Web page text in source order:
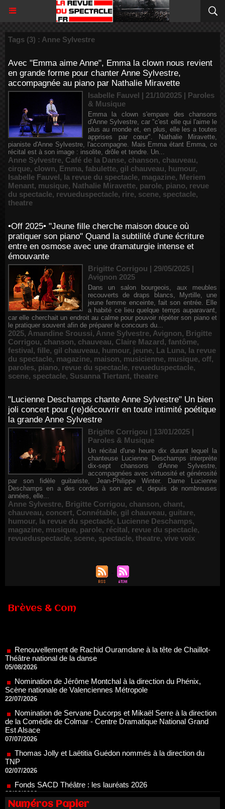
Tags (3) : Anne Sylvestre
Avec "Emma aime Anne", Emma la clown nous revient
en grande forme pour chanter Anne Sylvestre,
accompagnée au piano par Nathalie Miravette
Isabelle Fauvel | 21/10/2025 | Paroles
& Musique
Emma la clown s'empare des chansons
d'Anne Sylvestre, car "c'est elle qui l'aime le
plus au monde et, en plus, elle les a toutes
apprises par cœur". Nathalie Miravette,
pianiste d'Anne Sylvestre, l'accompagne. Mais Emma étant Emma, ce
récital est à son image : insolite, drôle et tendre. Un...
Anne Sylvestre, Café de la Danse, chanson, chauveau,
cirque, clown, Emma, fabulette, gil chauveau, humour,
Isabelle Fauvel, la revue du spectacle, magazine, Meriem
Menant, musique, Nathalie Miravette, parole, piano, revue
du spectacle, revueduspectacle, rire, scene, spectacle,
theatre
•Off 2025• "Jeune fille cherche maison douce où
pratiquer son piano" Quand la subtilité d'une écriture
entre en osmose avec une dramaturgie intense et
émouvante
Brigitte Corrigou | 29/05/2025 |
Avignon 2025
Dans un salon bourgeois, aux meubles
recouverts de draps blancs, Myrtille, une
jeune femme enceinte, fait son entrée. Elle
a habité ce lieu quelque temps auparavant,
car elle cherchait un endroit au calme pour pouvoir répéter son piano et
le pratiquer souvent afin de préparer le concours du...
2025, Amandine Sroussi, Anne Sylvestre, Avignon, Brigitte
Corrigou, chanson, chauveau, Claire Mazard, fantôme,
festival, fille, gil chauveau, humour, jeune, La Luna, la revue
du spectacle, magazine, maison, musicienne, musique, off,
paroles, piano, revue du spectacle, revueduspectacle,
scene, spectacle, Susanna Tiertant, theatre
"Lucienne Deschamps chante Anne Sylvestre" Un bien
joli concert pour (re)découvrir en toute intimité poétique
la grande Anne Sylvestre
Brigitte Corrigou | 13/01/2025 |
Paroles & Musique
Un récital d'une heure dix durant lequel la
chanteuse Lucienne Deschamps interprète
dix-sept chansons d'Anne Sylvestre,
accompagnées avec virtuosité et générosité
par son fidèle guitariste, Jean-Philippe Winter. Dame Lucienne
Deschamps en a des cordes à son arc et, depuis de nombreuses
années, elle...
Anne Sylvestre, Brigitte Corrigou, chanson, chant,
chauveau, concert, Connétable, gil chauveau, guitare,
humour, la revue du spectacle, Lucienne Deschamps,
magazine, musique, parole, récital, revue du spectacle,
revueduspectacle, scene, spectacle, theatre, vive voix
Brèves & Com
05/08/2026
Nomination de Jérôme Montchal à la direction du Phénix,
Scène nationale de Valenciennes Métropole
22/07/2026
Nomination de Servane Ducorps et Mikaël Serre à la direction
de la Comédie de Colmar - Centre Dramatique National Grand
Est Alsace
07/07/2026
Thomas Jolly et Laëtitia Guédon nommés à la direction du
TNP
02/07/2026
Fonds SACD Théâtre : les lauréats 2026
23/06/2026
Dispositif ARTCENA Écrire pour le cirque, les lauréats 2026 !
20/06/2026
Numéros Papier